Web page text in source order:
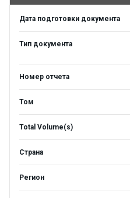
Дата подготовки документа
Тип документа
Номер отчета
Том
Total Volume(s)
Страна
Регион